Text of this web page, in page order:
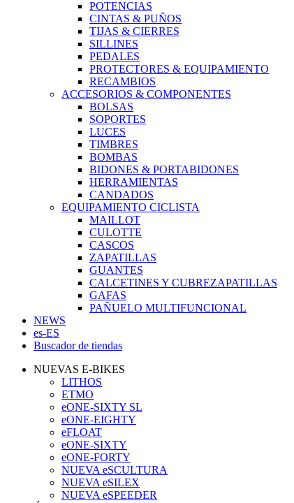
POTENCIAS
CINTAS & PUÑOS
TIJAS & CIERRES
SILLINES
PEDALES
PROTECTORES & EQUIPAMIENTO
RECAMBIOS
ACCESORIOS & COMPONENTES
BOLSAS
SOPORTES
LUCES
TIMBRES
BOMBAS
BIDONES & PORTABIDONES
HERRAMIENTAS
CANDADOS
EQUIPAMIENTO CICLISTA
MAILLOT
CULOTTE
CASCOS
ZAPATILLAS
GUANTES
CALCETINES Y CUBREZAPATILLAS
GAFAS
PAÑUELO MULTIFUNCIONAL
NEWS
es-ES
Buscador de tiendas
NUEVAS E-BIKES
LITHOS
ETMO
eONE-SIXTY SL
eONE-EIGHTY
eFLOAT
eONE-SIXTY
eONE-FORTY
NUEVA eSCULTURA
NUEVA eSILEX
NUEVA eSPEEDER